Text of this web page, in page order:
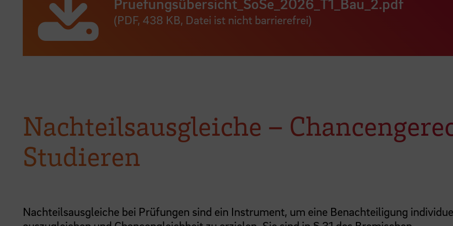
(PDF, 438 KB, Datei ist nicht barrierefrei)
Nachteilsausgleiche –
Studieren
Nachteilsausgleiche bei Prüfungen sind ein Instrument, um eine Benachteiligung